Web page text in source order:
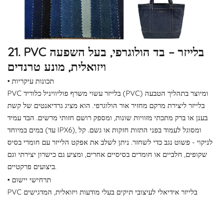
21. PVC בלייזר – בד הולוגרפי, בעל השפעה
ויזואלית, מונע טרנדים
• תכונות עיקריות
PVC בלייזר עשוי משרף פוליוויניל כלוריד (PVC) ומיוצר בתהליך הטבעה
בלייזר ליצירת מרקם מחזיר אור הולוגרפי. הוא מציג גרדיאנטים של קשת
בענן או ברק מתכתי מזוויות שונות, ומספק רושם חזותי מרשים. הבד עמיד
במים במיוחד (עד IPX6), ומסוגל לעמוד בפני התזות חזקות או גשם. קל
לניקוי - פשוט נגב כדי לשחזר. ניתן לשלב את אפקט הלייזר עם חומרי בסיס
שקופים, חלביים או חומרים בסיסיים אחרים, ומציע גם כישרון יצירתי וגם
ביצועים פרקטיים.
• תרחישי יישום
PVC בלייזר אידיאלי לעיצובי תיקים בעלי מודעות ויזואלית, המדגישים